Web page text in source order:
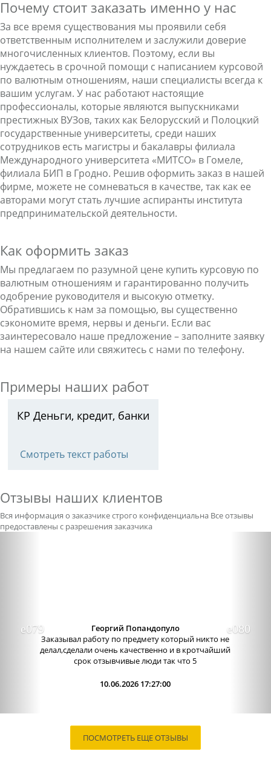
Почему стоит заказать именно у нас
За все время существования мы проявили себя
ответственным исполнителем и заслужили доверие
многочисленных клиентов. Поэтому, если вы
нуждаетесь в срочной помощи с написанием курсовой
по валютным отношениям, наши специалисты всегда к
вашим услугам. У нас работают настоящие
профессионалы, которые являются выпускниками
престижных ВУЗов, таких как Белорусский и Полоцкий
государственные университеты, среди наших
сотрудников есть магистры и бакалавры филиала
Международного университета «МИТСО» в Гомеле,
филиала БИП в Гродно. Решив оформить заказ в нашей
фирме, можете не сомневаться в качестве, так как ее
авторами могут стать лучшие аспиранты института
предпринимательской деятельности.
Как оформить заказ
Мы предлагаем по разумной цене купить курсовую по
валютным отношениям и гарантированно получить
одобрение руководителя и высокую отметку.
Обратившись к нам за помощью, вы существенно
сэкономите время, нервы и деньги. Если вас
заинтересовало наше предложение – заполните заявку
на нашем сайте или свяжитесь с нами по телефону.
Примеры наших работ
КР Деньги, кредит, банки
Смотреть текст работы
Отзывы наших клиентов
Вся информация о заказчике строго конфиденциальна Все отзывы
предоставлены с разрешения заказчика
Отличный сервис, очень приятные
администраторы. Связь очень хорошо налажена,
поэтому можно узнавать новости о написании
работы. Сама...
09.06.2026 13:15:00
ПОСМОТРЕТЬ ЕЩЕ ОТЗЫВЫ